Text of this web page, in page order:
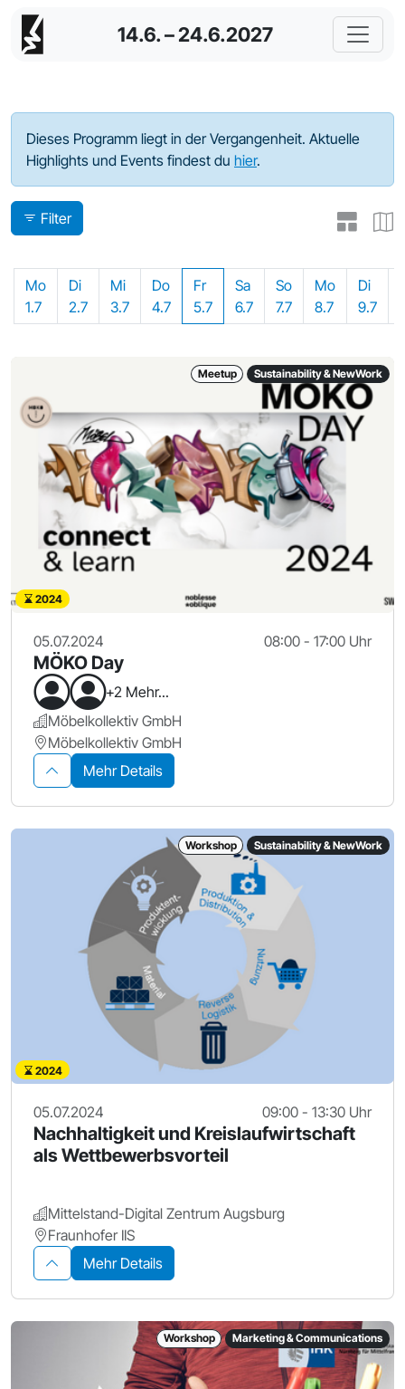
14.6. – 24.6.2027
Programm - 2024
Dieses Programm liegt in der Vergangenheit. Aktuelle
Highlights und Events findest du hier.
Filter
Mo
1.7
Di
2.7
Mi
3.7
Do
4.7
Fr
5.7
Sa
6.7
So
7.7
Mo
8.7
Di
9.7
Meetup Sustainability & NewWork
2024
05.07.2024 08:00 - 17:00 Uhr
MÖKO Day
+2 Mehr...
Möbelkollektiv GmbH
Möbelkollektiv GmbH
Mehr Details
Workshop Sustainability & NewWork
2024
05.07.2024 09:00 - 13:30 Uhr
Nachhaltigkeit und Kreislaufwirtschaft
als Wettbewerbsvorteil
Mittelstand-Digital Zentrum Augsburg
Fraunhofer IIS
Mehr Details
Workshop Marketing & Communications